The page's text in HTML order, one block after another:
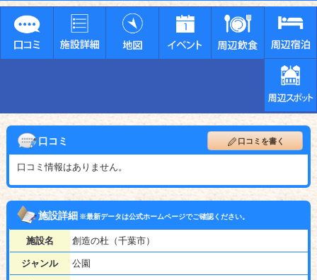
口コミ 口コミを書く
口コミ情報はありません。
施設詳細※最新データは公式ホームページでご確認ください。
施設名 創造の杜（千葉市）
ジャンル 公園